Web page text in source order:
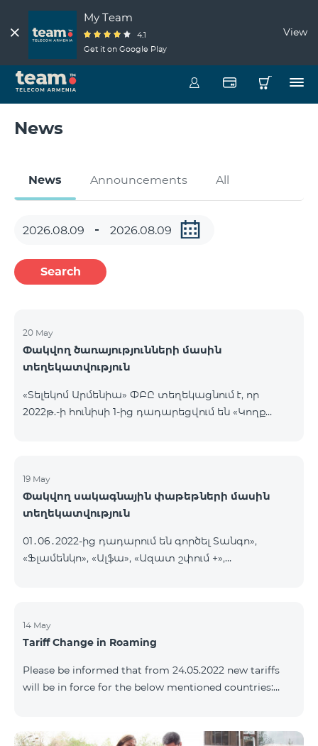
My Team
4.1
Get it on Google Play
View
News
News Announcements All
Search
20 May
Փակվող ծառայությունների մասին
տեղեկատվություն
«Տելեկոմ Արմենիա» ՓԲԸ տեղեկացնում է, որ
2022թ.-ի հունիսի 1-ից դադարեցվում են «Կողք
երկարացման հնարավորությունը: Ինչպես նաև
դադարեցվում է «Սիրելի համարներ»
ծառայության նոր միացումները և գործողությունը։
19 May
Փակվող սակագնային փաթեթների մասին
տեղեկատվություն
01․06․2022-ից դադարում են գործել Տանգո»,
«Ֆլամենկո», «Ալֆա», «Ազատ շփում +»,
տեղափոխվում են նոր Սակագնային
փաթեթների՝ համաձայն ստորին աղյուսակի․
փաթեթ Տանգո Հետվճարային «Սմարթ 15000»
Ֆլամենկո
14 May
Tariff Change in Roaming
Please be informed that from 24.05.2022 new tariffs
will be in force for the below mentioned countries:
International – 2500 AMD/minute Outgoing calls local